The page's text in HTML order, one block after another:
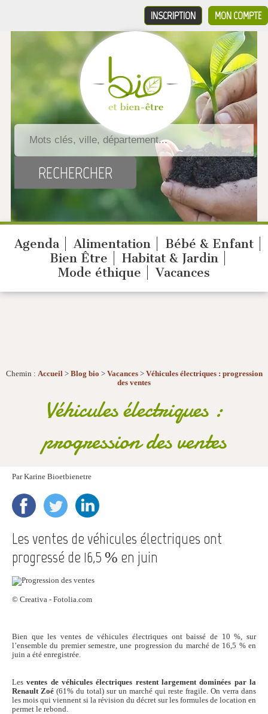
MON COMPTE
INSCRIPTION
Agenda Alimentation
Bébé & Enfant
Bien Être
Habitat & Jardin
Mode éthique
Vacances
Chemin : Accueil> Blog bio > Vacances> Véhicules électriques : progression
des ventes
Véhicules électriques :
progression des ventes
ParKarine Bioetbienetre
Les ventes de véhicules électriques ont
progressé de 16,5 % en juin
© Creativa - Fotolia.com
Bien que les ventes de véhicules électriques ont baissé de 10 %, sur
l’ensemble du premier semestre, une progression du marché de 16,5 % en
juin a été enregistrée.
Lesventes de véhicules électriques restent largement dominées par la
Renault Zoé (61% du total) sur un marché qui reste fragile. On verra dans
les mois qui viennent si la révision du décret sur les formules de location en
permet le rebond.